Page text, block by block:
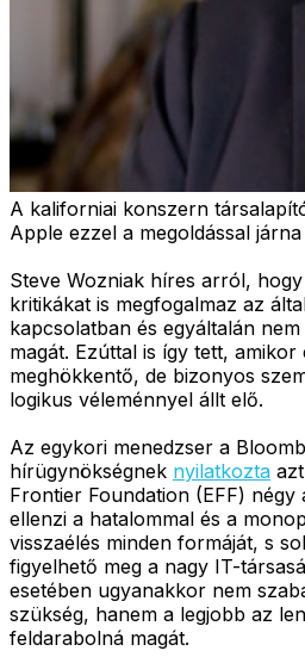
A kaliforniai konszern
Apple ezzel a megoldással
Steve Wozniak híres arról,
kritikákat is megfogalmaz az
kapcsolatban és egyáltalán
magát. Ezúttal is így tett, amikor
meghökkentő, de bizonyos
logikus véleménnyel állt elő.
Az egykori menedzser a
hírügynökségnek nyilatkozta
Frontier Foundation (EFF) négy
ellenzi a hatalommal és a
visszaélés minden formáját, s
figyelhető meg a nagy IT-
esetében ugyanakkor nem
szükség, hanem a legjobb az
feldarabolná magát.